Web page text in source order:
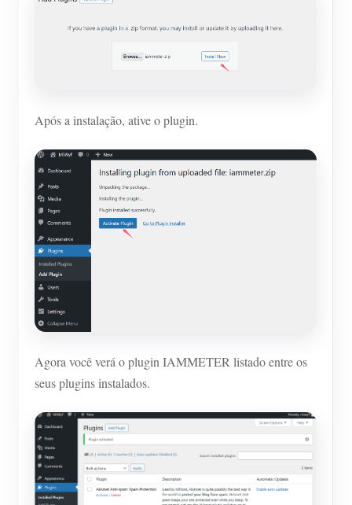
Após a instalação, ative o plugin.
Agora você verá o plugin IAMMETER listado entre os
seus plugins instalados.